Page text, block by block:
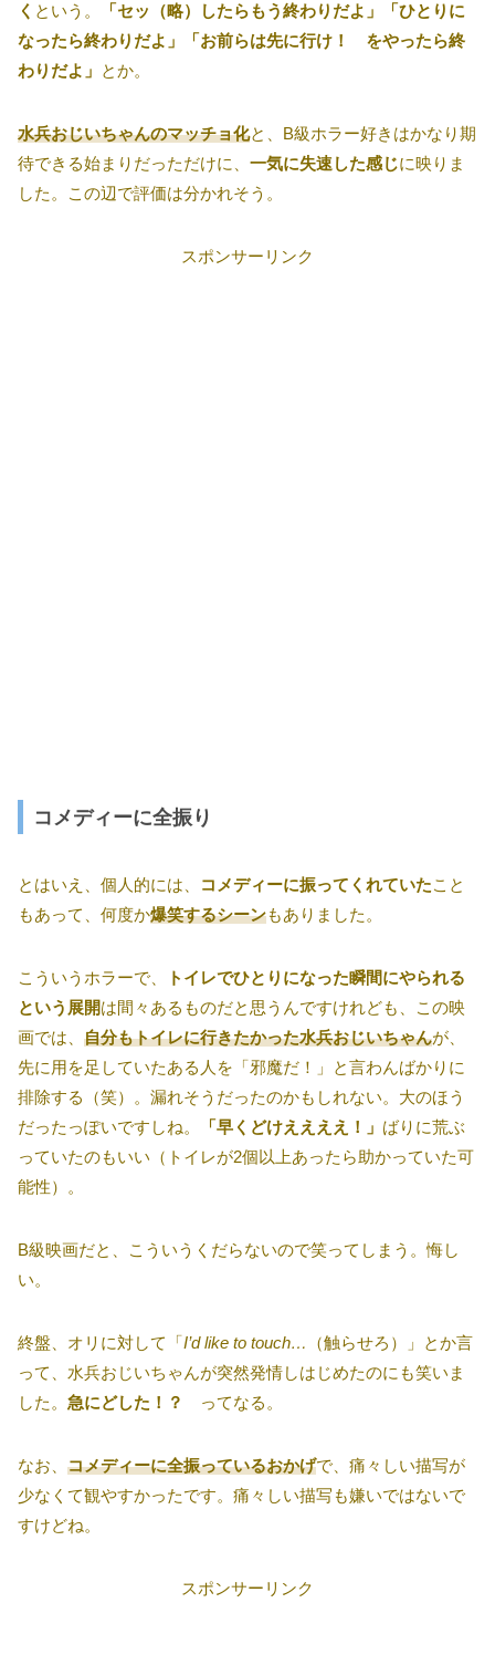
く という。
「セッ（略）したらもう終わりだよ」「ひとりに
なったら終わりだよ」「お前らは先に行け！ をやったら終
わりだよ」 とか。
水兵おじいちゃんのマッチョ化と、B級ホラー好きはかなり期
待できる始まりだっただけに、 一気に失速した感じに映りま
した。この辺で評価は分かれそう。
スポンサーリンク
コメディーに全振り
とはいえ、個人的には、 コメディーに振ってくれていたこと
もあって、何度か爆笑するシーンもありました。
こういうホラーで、
トイレでひとりになった瞬間にやられる
という展開は間々あるものだと思うんですけれども、この映
画では、 自分もトイレに行きたかった水兵おじいちゃんが、
先に用を足していたある人を「邪魔だ！」と言わんばかりに
排除する（笑）。漏れそうだったのかもしれない。大のほう
だったっぽいですしね。
「早くどけええええ！」 ばりに荒ぶ
っていたのもいい（トイレが2個以上あったら助かっていた可
能性）。
B級映画だと、こういうくだらないので笑ってしまう。悔し
い。
終盤、オリに対して「I’d like to touch…
（触らせろ）」とか言
って、水兵おじいちゃんが突然発情しはじめたのにも笑いま
した。 急にどした！？ ってなる。
なお、 コメディーに全振っているおかげで、痛々しい描写が
少なくて観やすかったです。痛々しい描写も嫌いではないで
すけどね。
スポンサーリンク